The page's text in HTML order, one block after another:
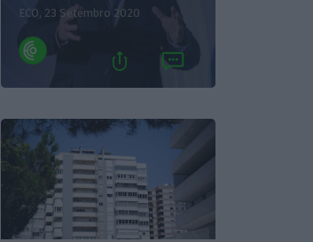
ECO, 23 Setembro 2020